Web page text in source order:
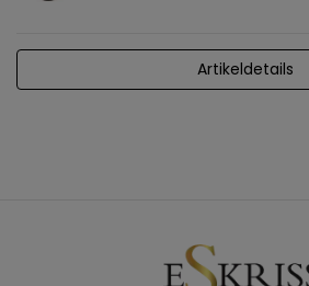
Artikeldetails